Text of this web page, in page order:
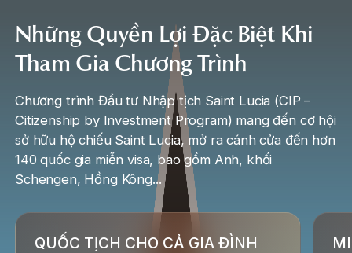
Những Quyền Lợi Đặc Biệt Khi
Tham Gia Chương Trình
Chương trình Đầu tư Nhập tịch Saint Lucia (CIP –
Citizenship by Investment Program) mang đến cơ hội
sở hữu hộ chiếu Saint Lucia, mở ra cánh cửa đến hơn
140 quốc gia miễn visa, bao gồm Anh, khối
Schengen, Hồng Kông...
QUỐC TỊCH CHO CẢ GIA ĐÌNH